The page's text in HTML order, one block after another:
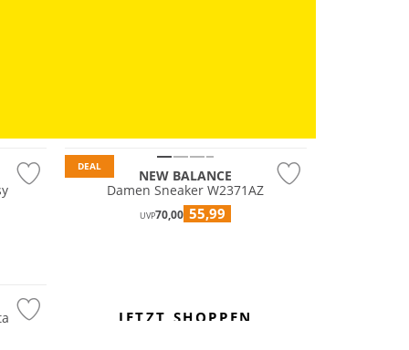
DEAL
NEW BALANCE
Damen Sneaker W2371AZ
UVP70,00 55,99
JETZT SHOPPEN